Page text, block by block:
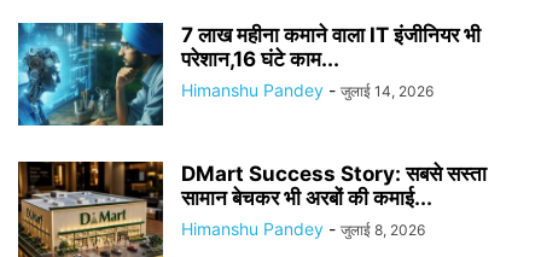
7 लाख महीना कमाने वाला IT इंजीनियर भी
परेशान,16 घंटे काम...
Himanshu Pandey - जुलाई 14, 2026
DMart Success Story: सबसे सस्ता
सामान बेचकर भी अरबों की कमाई...
Himanshu Pandey - जुलाई 8, 2026